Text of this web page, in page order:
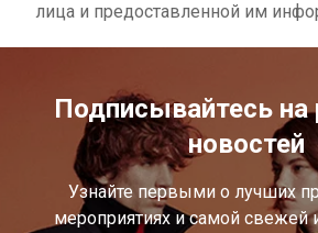
лица и предоставленной им
Подписывайтесь на
новостей
Узнайте первыми о лучших
мероприятиях и самой свежей